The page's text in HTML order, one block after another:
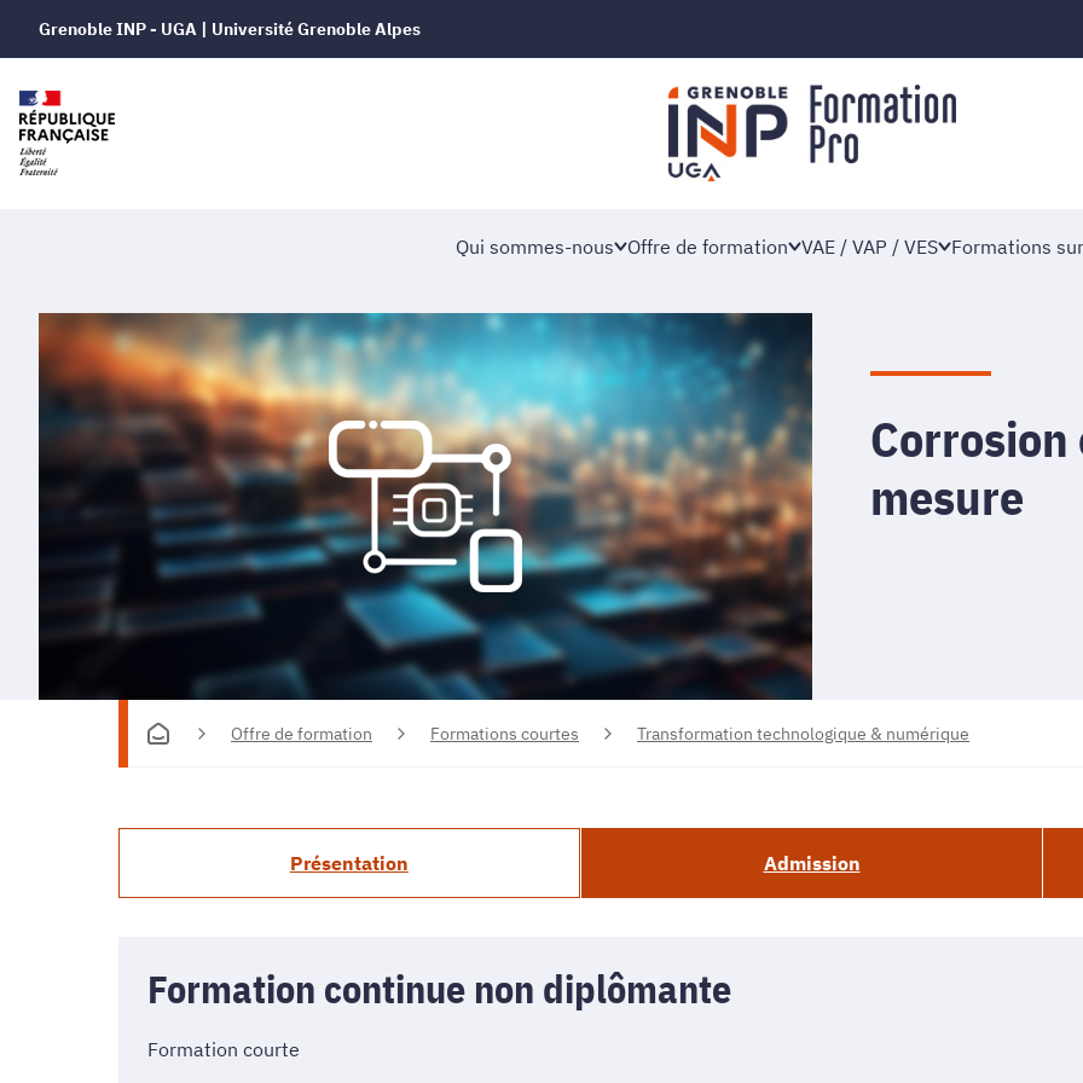
Grenoble INP - UGA | Université Grenoble Alpes
Qui sommes-nous Offre de formation VAE / VAP / VES Formations
mesure
Offre de formation Formations courtes Transformation technologique & numérique
Présentation Admission
Formation continue non diplômante
Formation courte